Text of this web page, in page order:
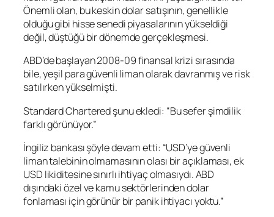
Önemli olan, bu keskin dolar satışının, genellikle
olduğu gibi hisse senedi piyasalarının yükseldiği
değil, düştüğü bir dönemde gerçekleşmesi.
ABD’de başlayan 2008-09 finansal krizi sırasında
bile, yeşil para güvenli liman olarak davranmış ve risk
satılırken yükselmişti.
Standard Chartered şunu ekledi: “Bu sefer şimdilik
farklı görünüyor.”
İngiliz bankası şöyle devam etti: “USD’ye güvenli
liman talebinin olmamasının olası bir açıklaması, ek
USD likiditesine sınırlı ihtiyaç olmasıydı. ABD
dışındaki özel ve kamu sektörlerinden dolar
fonlaması için görünür bir panik ihtiyacı yoktu.”